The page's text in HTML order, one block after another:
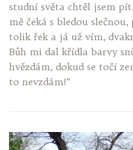
studní světa chtěl jsem
mě čeká s bledou
tolik řek a já už vím,
Bůh mi dal křídla barvy
hvězdám, dokud se točí
to nevzdám!“